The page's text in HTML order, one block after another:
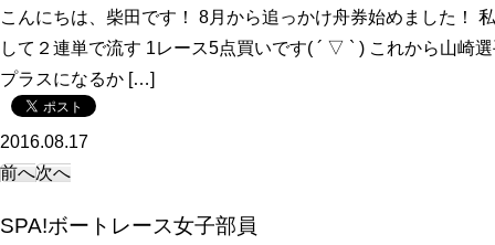
こんにちは、柴田です！ 8月から追っかけ舟券始めました！
して２連単で流す 1レース5点買いです( ´ ▽ ` ) これから山崎
プラスになるか […]
2016.08.17
前へ次へ
SPA!ボートレース女子部員